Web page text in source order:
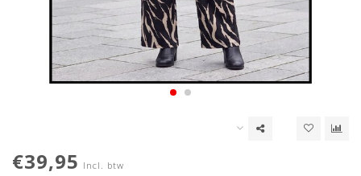
€39,95 Incl. btw